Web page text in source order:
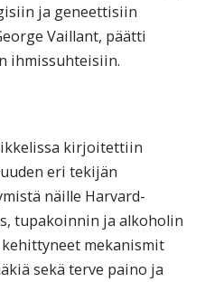
ja geneettisiin
Vaillant, päätti
ihmissuhteisiin.
kirjoitettiin
eri tekijän
näille Harvard-
tupakoinnin ja alkoholin
mekanismit
sekä terve paino ja